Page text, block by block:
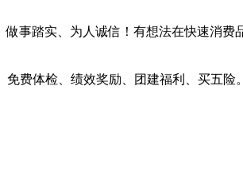
事踏实、为人诚信！有想法在快速消费
费体检、绩效奖励、团建福利、买五险。